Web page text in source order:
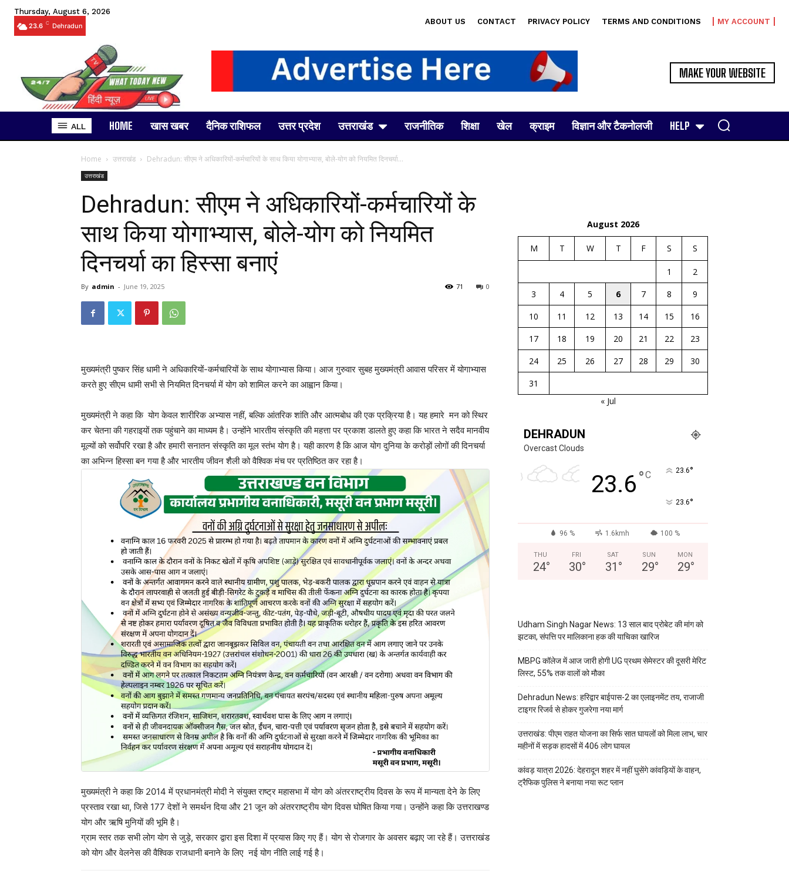
Thursday, August 6, 2026
23.6 C Dehradun ABOUT US CONTACT PRIVACY POLICY TERMS AND CONDITIONS MY ACCOUNT
MAKE YOUR WEBSITE
ALL HOME खास खबर दैनिक राशिफल उत्तर प्रदेश उत्तराखंड राजनीतिक शिक्षा खेल क्राइम विज्ञान और टैकनोलजी HELP
Home उत्तराखंड Dehradun: सीएम ने अधिकारियों-कर्मचारियों के साथ किया योगाभ्यास, बोले-योग को नियमित दिनचर्या...
उत्तराखंड
Dehradun: सीएम ने अधिकारियों-कर्मचारियों के
साथ किया योगाभ्यास, बोले-योग को नियमित
दिनचर्या का हिस्सा बनाएं
By admin - June 19, 2025 0
71
मुख्यमंत्री पुष्कर सिंह धामी ने अधिकारियों-कर्मचारियों के साथ योगाभ्यास किया। आज गुरुवार सुबह मुख्यमंत्री आवास परिसर में योगाभ्यास
करते हुए सीएम धामी सभी से नियमित दिनचर्या में योग को शामिल करने का आह्वान किया।
मुख्यमंत्री ने कहा कि योग केवल शारीरिक अभ्यास नहीं, बल्कि आंतरिक शांति और आत्मबोध की एक प्रक्रिया है। यह हमारे मन को स्थिर
कर चेतना की गहराइयों तक पहुंचाने का माध्यम है। उन्होंने भारतीय संस्कृति की महत्ता पर प्रकाश डालते हुए कहा कि भारत ने सदैव मानवीय
मूल्यों को सर्वोपरि रखा है और हमारी सनातन संस्कृति का मूल स्तंभ योग है। यही कारण है कि आज योग दुनिया के करोड़ों लोगों की दिनचर्या
का अभिन्न हिस्सा बन गया है और भारतीय जीवन शैली को वैश्विक मंच पर प्रतिष्ठित कर रहा है।
मुख्यमंत्री ने कहा कि 2014 में प्रधानमंत्री मोदी ने संयुक्त राष्ट्र महासभा में योग को अंतरराष्ट्रीय दिवस के रूप में मान्यता देने के लिए
प्रस्ताव रखा था, जिसे 177 देशों ने समर्थन दिया और 21 जून को अंतरराष्ट्रीय योग दिवस घोषित किया गया। उन्होंने कहा कि उत्तराखण्ड
योग और ऋषि मुनियों की भूमि है।
ग्राम स्तर तक सभी लोग योग से जुड़े, सरकार द्वारा इस दिशा में प्रयास किए गए हैं। योग से रोजगार के अवसर बढ़ाए जा रहे हैं। उत्तराखंड
को योग और वेलनेस की वैश्विक राजधानी बनाने के लिए नई योग नीति लाई गई है।
August 2026
M T W T F S S
1
2
3
4 5 6 7 8
9
10
11 12 13 14 15
16
17
18 19 20 21 22
23
24
25 26 27 28 29
30
31
« Jul
DEHRADUN
Overcast Clouds
23.6°C 23.6°
23.6°
96 % 1.6kmh 100 %
THU
24°
FRI
30°
SAT
31 °
SUN
29°
MON
29°
Udham Singh Nagar News: 13 साल बाद प्रोबेट की मांग को
झटका, संपत्ति पर मालिकाना हक की याचिका खारिज
MBPG कॉलेज में आज जारी होगी UG प्रथम सेमेस्टर की दूसरी मेरिट
लिस्ट, 55% तक वालों को मौका
Dehradun News: हरिद्वार बाईपास-2 का एलाइनमेंट तय, राजाजी
टाइगर रिजर्व से होकर गुजरेगा नया मार्ग
उत्तराखंड: पीएम राहत योजना का सिर्फ सात घायलों को मिला लाभ, चार
महीनों में सड़क हादसों में 406 लोग घायल
कांवड़ यात्रा 2026: देहरादून शहर में नहीं घुसेंगे कांवड़ियों के वाहन,
ट्रैफिक पुलिस ने बनाया नया रूट प्लान